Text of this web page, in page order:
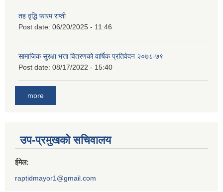
तह वृद्धि फारम राप्ती
Post date: 06/20/2025 - 11:46
सामाजिक सुरक्षा भत्ता वितरणको वार्षिक प्रतिवेदन २०७८-७९
Post date: 08/17/2022 - 15:40
more
उप-प्रमुखको सचिवालय
ईमेल:
raptidmayor1@gmail.com